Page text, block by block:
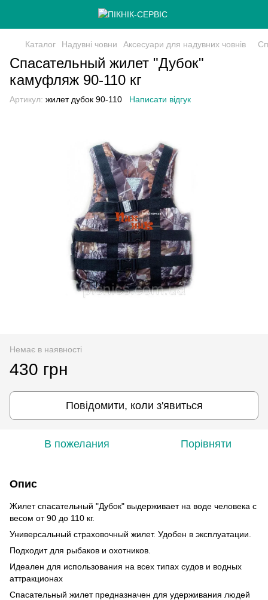
Каталог Надувні човни Аксесуари для надувних човнів
Спасательный жилет "Дубок"
камуфляж 90-110 кг
Артикул: жилет дубок 90-110 Написати відгук
Немає в наявності
430 грн
Повідомити, коли з'явиться
В пожелания Порівняти
Опис
Жилет спасательный "Дубок" выдерживает на воде человека с
весом от 90 до 110 кг.
Универсальный страховочный жилет. Удобен в эксплуатации.
Подходит для рыбаков и охотников.
Идеален для использования на всех типах судов и водных
аттракционах
Спасательный жилет предназначен для удерживания людей